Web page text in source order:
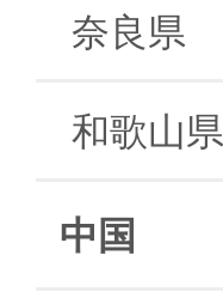
奈良県
和歌山県
中国